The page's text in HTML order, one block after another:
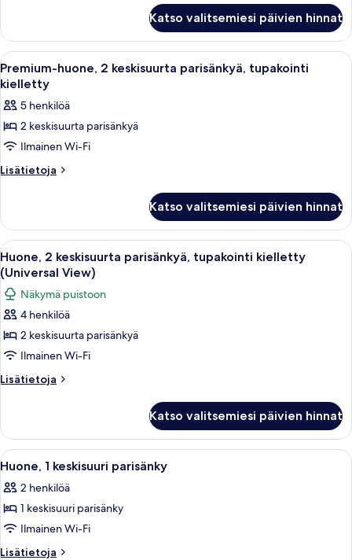
kielletty
kuvat
keskisuurta
parisänkyä,
tupakointi
kielletty
Katso valitsemiesi päivien hinnat
Avaa
kaikki
huonetyypin
Premium-
huone,
2
keskisuurta
kielletty
kuvat
Hotellihuone, jossa on kaksi
4
Premium-huone, 2 keskisuurta parisänkyä, tupakointi
kielletty
5 henkilöä
2 keskisuurta parisänkyä
Ilmainen Wi-Fi
Lisätietoja
Lisätietoja
2
keskisuurta
parisänkyä,
tupakointi
kielletty
Katso valitsemiesi päivien hinnat
Avaa
kaikki
huonetyypin
Huone,
2
keskisuurta
parisänkyä,
tupakointi
View)
kuvat
Hotellihuone, jossa on kaksi
4
Huone, 2 keskisuurta parisänkyä, tupakointi kielletty
(Universal View)
Näkymä puistoon
4 henkilöä
2 keskisuurta parisänkyä
Ilmainen Wi-Fi
Lisätietoja
Lisätietoja
keskisuurta
parisänkyä,
tupakointi
(Universal
View)
Katso valitsemiesi päivien hinnat
Avaa
kaikki
huonetyypin
Huone,
1
keskisuuri
Hotellihuone, jossa on sänky,
2
Huone, 1 keskisuuri parisänky
2 henkilöä
1 keskisuuri parisänky
Ilmainen Wi-Fi
Lisätietoja
Lisätietoja